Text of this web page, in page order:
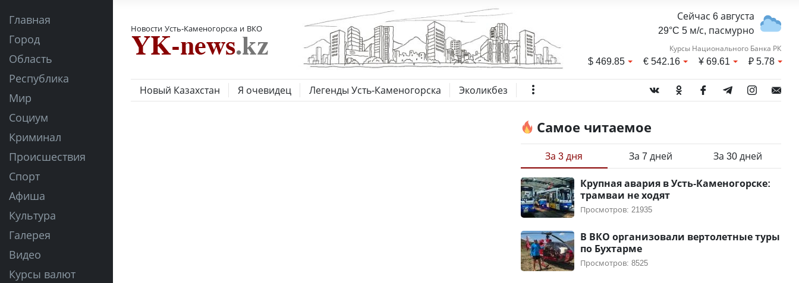
Главная
Город
Область
Республика
Мир
Социум
Криминал
Происшествия
Спорт
Афиша
Культура
Галерея
Видео
Курсы валют
Новости Усть-Каменогорска и ВКО
Сейчас 6 августа
29°C 5 м/с, пасмурно
Курсы Национального Банка РК
$469.85 €542.16 ¥69.61 ₽5.78
Новый Казахстан Я очевидец Легенды Усть-Каменогорска Эколикбез
Самое читаемое
За 3 дня За 7 дней За 30 дней
Крупная авария в Усть-Каменогорске:
трамваи не ходят
Просмотров: 21935
В ВКО организовали вертолетные туры
по Бухтарме
Просмотров: 8525